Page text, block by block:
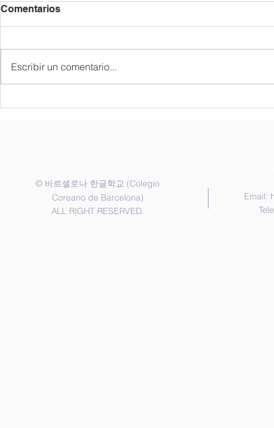
종업식 및 졸업식
Comentarios
Escribir un comentario...
© 바르셀로나 한글학교 (Colegio
Coreano de Barcelona)
ALL RIGHT RESERVED.
Email: